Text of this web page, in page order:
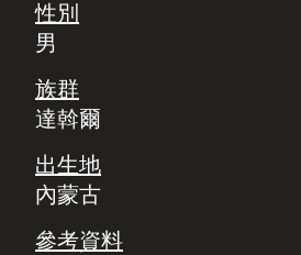
性別
男
族群
達斡爾
出生地
內蒙古
參考資料